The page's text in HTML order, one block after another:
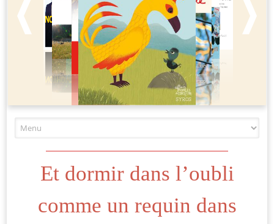
Et dormir dans l’oubli
comme un requin dans